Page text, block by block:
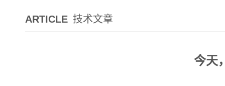
ARTICLE 技术文章
今天